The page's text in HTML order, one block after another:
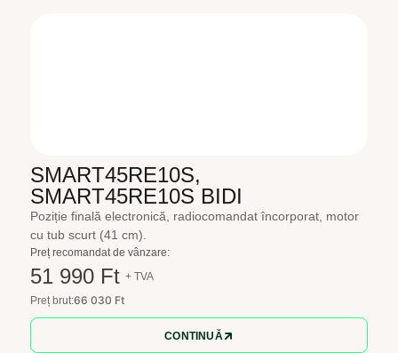
SMART45RE10S,
SMART45RE10S BIDI
Poziție finală electronică, radiocomandat încorporat, motor
cu tub scurt (41 cm).
Preț recomandat de vânzare:
51 990 Ft + TVA
Preț brut:66 030 Ft
CONTINUĂ